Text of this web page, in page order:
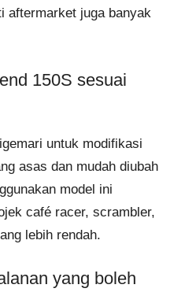
aftermarket juga banyak
150S sesuai
untuk modifikasi
asas dan mudah diubah
model ini
café racer, scrambler,
lebih rendah.
yang boleh